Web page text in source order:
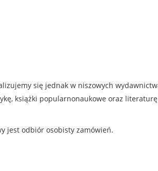
się jednak w niszowych
książki popularnonaukowe oraz
jest odbiór osobisty zamówień.